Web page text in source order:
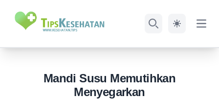
Mandi Susu Memutihkan
Menyegarkan